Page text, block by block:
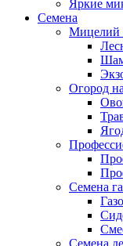
Яркие
Семена
Мицелий
Огород
Семена
Семена